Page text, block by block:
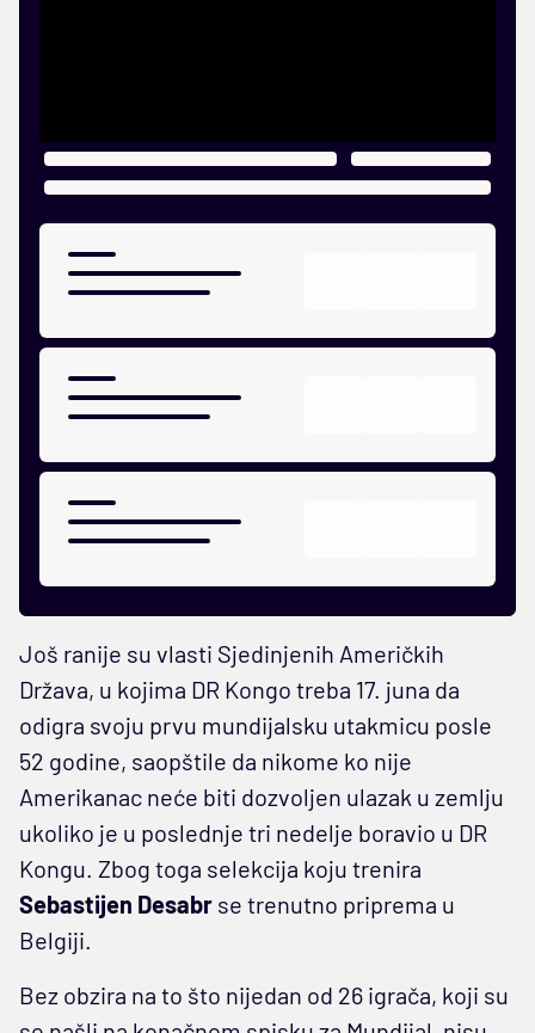
Još ranije su vlasti Sjedinjenih Američkih
Država, u kojima DR Kongo treba 17. juna da
odigra svoju prvu mundijalsku utakmicu posle
52 godine, saopštile da nikome ko nije
Amerikanac neće biti dozvoljen ulazak u zemlju
ukoliko je u poslednje tri nedelje boravio u DR
Kongu. Zbog toga selekcija koju trenira
Sebastijen Desabr se trenutno priprema u
Belgiji.
Bez obzira na to što nijedan od 26 igrača, koji su